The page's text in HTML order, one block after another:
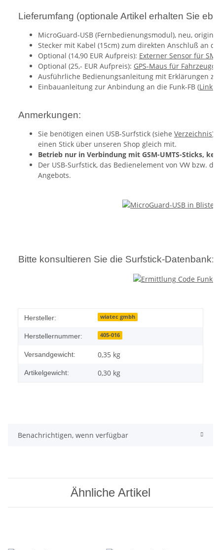
Lieferumfang (optionale Artikel erhalten Sie
MicroGuard-USB (Fernbedienungsmodul), neu,
Stecker mit Kabel (15cm) zum direkten Anschluß an
Optional (14,90 EUR Aufpreis): Externer Sensor für
Optional (25,- EUR Aufpreis): GPS-Maus für
Ausführliche Bedienungsanleitung mit Erklärungen zu
Einbauanleitung zur Anbindung an die Funk-FB (Link
Anmerkungen:
Sie benötigen einen USB-Surfstick (siehe Verzeichnis)
einen Stick über unseren Shop gleich mit.
Betrieb nur in Verbindung mit GSM-UMTS-Sticks,
Der USB-Surfstick, das Bedienelement von VW bzw.
Angebots.
Bitte konsultieren Sie die Surfstick-Datenbank:
Hersteller: wiatec gmbh
Herstellernummer: 405-016
Versandgewicht: 0,35 kg
Artikelgewicht: 0,30 kg
Benachrichtigen, wenn verfügbar
Ähnliche Artikel